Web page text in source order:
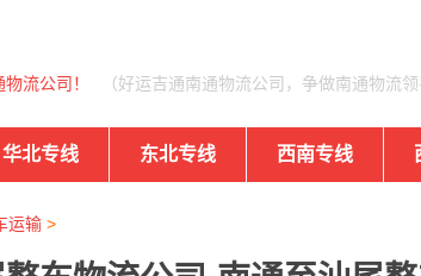
流公司！ （好运吉通南通物流公司，争做南通物流领
华北专线 东北专线 西南专线
运输>